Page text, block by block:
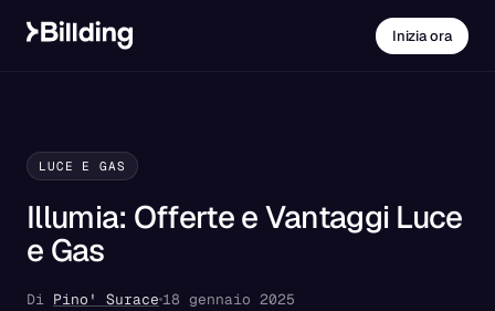
Inizia ora
LUCE E GAS
Illumia: Offerte e Vantaggi Luce
e Gas
Di Pino' Surace 18 gennaio 2025